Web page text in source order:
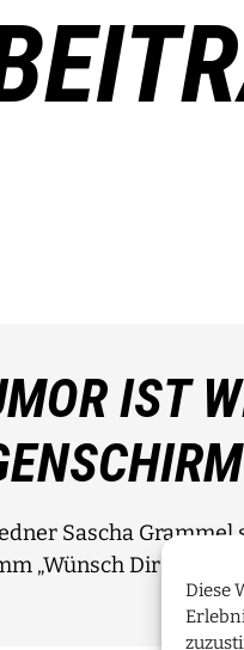
Diese
IST
Sascha
„Wünsch Dir was!“